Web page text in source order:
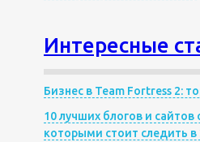
Интересные
Бизнес в Team Fortress 2:
10 лучших блогов и сайтов
которыми стоит следить в